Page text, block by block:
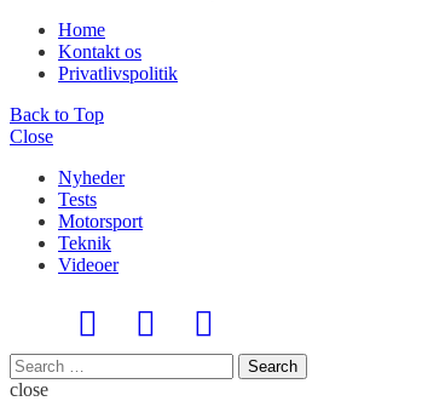
Home
Kontakt os
Privatlivspolitik
Back to Top
Close
Nyheder
Tests
Motorsport
Teknik
Videoer
Search
for:
Search
close